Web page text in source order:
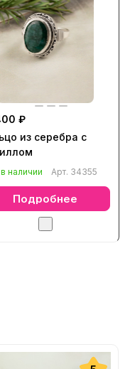
₽
из серебра с
наличии Арт. 34355
Подробнее